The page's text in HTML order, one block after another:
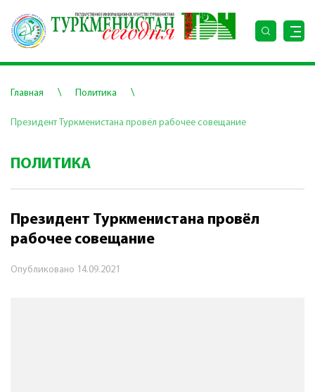
Главная \ Политика \
Президент Туркменистана провёл рабочее совещание
ПОЛИТИКА
Президент Туркменистана провёл
рабочее совещание
Опубликовано 14.09.2021